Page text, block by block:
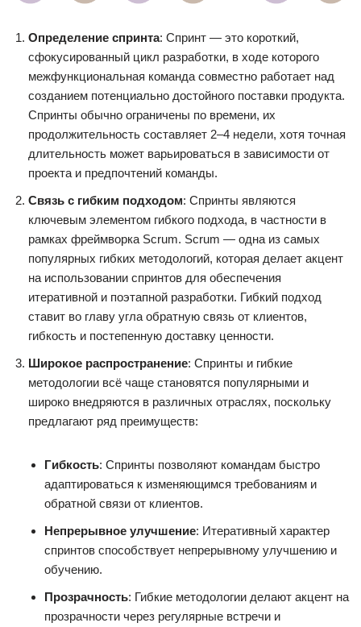
Определение спринта: Спринт — это короткий,
сфокусированный цикл разработки, в ходе которого
межфункциональная команда совместно работает над
созданием потенциально достойного поставки продукта.
Спринты обычно ограничены по времени, их
продолжительность составляет 2–4 недели, хотя точная
длительность может варьироваться в зависимости от
проекта и предпочтений команды.
Связь с гибким подходом: Спринты являются
ключевым элементом гибкого подхода, в частности в
рамках фреймворка Scrum. Scrum — одна из самых
популярных гибких методологий, которая делает акцент
на использовании спринтов для обеспечения
итеративной и поэтапной разработки. Гибкий подход
ставит во главу угла обратную связь от клиентов,
гибкость и постепенную доставку ценности.
Широкое распространение: Спринты и гибкие
методологии всё чаще становятся популярными и
широко внедряются в различных отраслях, поскольку
предлагают ряд преимуществ:
Гибкость: Спринты позволяют командам быстро
адаптироваться к изменяющимся требованиям и
обратной связи от клиентов.
Непрерывное улучшение: Итеративный характер
спринтов способствует непрерывному улучшению и
обучению.
Прозрачность: Гибкие методологии делают акцент на
прозрачности через регулярные встречи и